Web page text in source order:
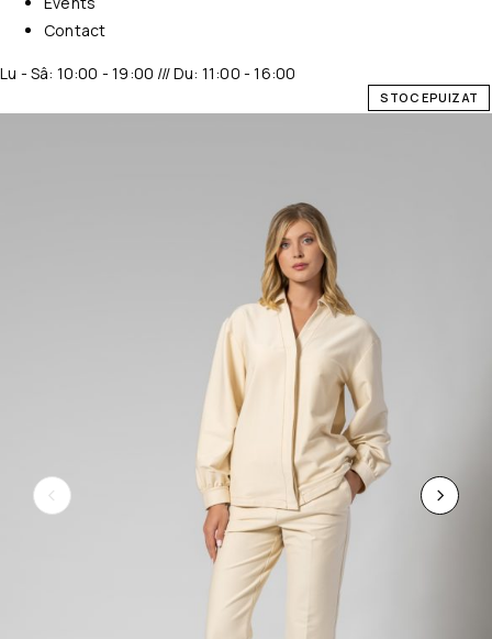
Contact
Lu - Sâ: 10:00 - 19:00 /// Du: 11:00 - 16:00
STOC EPUIZAT